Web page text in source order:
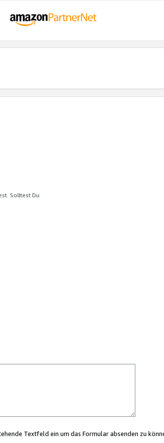
Solltest Du
Textfeld ein um das Formular absenden zu